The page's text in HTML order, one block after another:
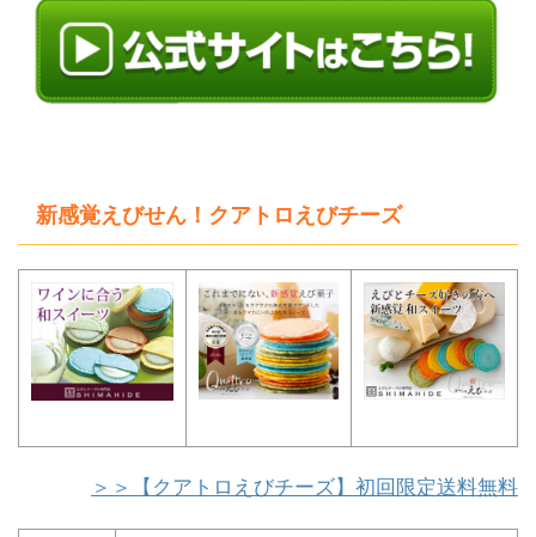
新感覚えびせん！クアトロえびチーズ
＞＞【クアトロえびチーズ】初回限定送料無料